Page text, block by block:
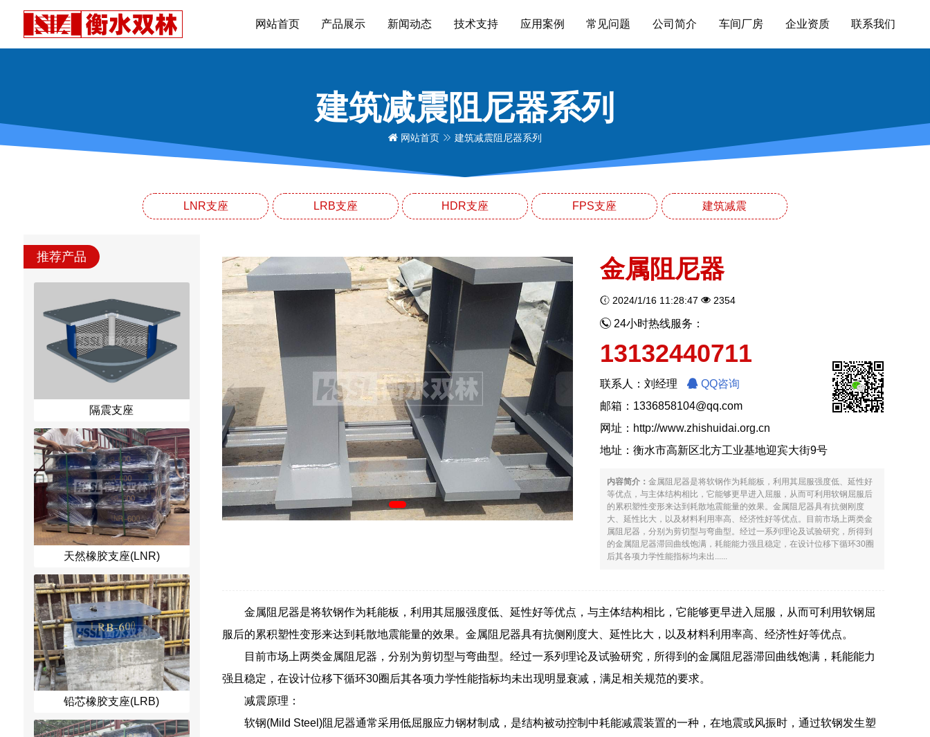
网站首页 产品展示 新闻动态 技术支持 应用案例 常见问题 公司简介 车间厂房 企业资质 联系我们
建筑减震阻尼器系列
网站首页 建筑减震阻尼器系列
LNR支座 LRB支座 HDR支座 FPS支座 建筑减震
推荐产品
隔震支座
天然橡胶支座(LNR)
铅芯橡胶支座(LRB)
金属阻尼器
2024/1/16 11:28:47 2354
24小时热线服务：
13132440711
联系人：刘经理
QQ咨询
邮箱：1336858104@qq.com
网址： http://www.zhishuidai.org.cn
地址：衡水市高新区北方工业基地迎宾大街9号
内容简介： 金属阻尼器是将软钢作为耗能板，利用其屈服强度低、延性好
等优点，与主体结构相比，它能够更早进入屈服，从而可利用软钢屈服后
的累积塑性变形来达到耗散地震能量的效果。金属阻尼器具有抗侧刚度
大、延性比大，以及材料利用率高、经济性好等优点。目前市场上两类金
属阻尼器，分别为剪切型与弯曲型。经过一系列理论及试验研究，所得到
的金属阻尼器滞回曲线饱满，耗能能力强且稳定，在设计位移下循环30圈
后其各项力学性能指标均未出......
金属阻尼器是将软钢作为耗能板，利用其屈服强度低、延性好等优点，与主体结构相比，它能够更早进入屈服，从而可利用软钢屈
服后的累积塑性变形来达到耗散地震能量的效果。金属阻尼器具有抗侧刚度大、延性比大，以及材料利用率高、经济性好等优点。
目前市场上两类金属阻尼器，分别为剪切型与弯曲型。经过一系列理论及试验研究，所得到的金属阻尼器滞回曲线饱满，耗能能力
强且稳定，在设计位移下循环30圈后其各项力学性能指标均未出现明显衰减，满足相关规范的要求。
减震原理：
软钢(Mild Steel)阻尼器通常采用低屈服应力钢材制成，是结构被动控制中耗能减震装置的一种，在地震或风振时，通过软钢发生塑